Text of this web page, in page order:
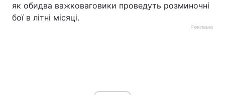
як обидва важковаговики проведуть розминочні
бої в літні місяці.
Реклама